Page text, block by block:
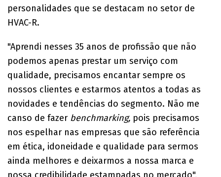
personalidades que se destacam no setor de
HVAC-R.
"Aprendi nesses 35 anos de profissão que não
podemos apenas prestar um serviço com
qualidade, precisamos encantar sempre os
nossos clientes e estarmos atentos a todas as
novidades e tendências do segmento. Não me
canso de fazer benchmarking, pois precisamos
nos espelhar nas empresas que são referência
em ética, idoneidade e qualidade para sermos
ainda melhores e deixarmos a nossa marca e